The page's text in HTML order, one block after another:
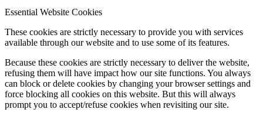
Essential Website Cookies
These cookies are strictly necessary to provide you with services
available through our website and to use some of its features.
Because these cookies are strictly necessary to deliver the website,
refusing them will have impact how our site functions. You always
can block or delete cookies by changing your browser settings and
force blocking all cookies on this website. But this will always
prompt you to accept/refuse cookies when revisiting our site.